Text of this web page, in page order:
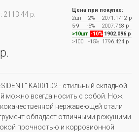
2113.44 р.
Цена при покупке:
2шт
-2%
2071.1712 р
5-9
-5%
2007.768 р
>10шт -10% 1902.096 р
>100
-15% 1796.424 р
KA001D2 - стильный складной
можно всегда носить с собой. Нож
нержавеющей стали
обладает отличными режущими
прочностью и коррозионной